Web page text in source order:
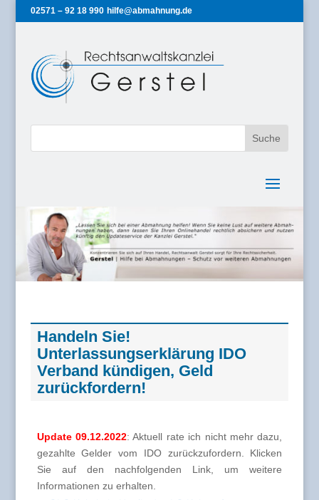
02571 – 92 18 990 hilfe@abmahnung.de
Handeln Sie!
Unterlassungserklärung IDO
Verband kündigen, Geld
zurückfordern!
Update 09.12.2022: Aktuell rate ich nicht mehr dazu,
gezahlte Gelder vom IDO zurückzufordern. Klicken
Sie auf den nachfolgenden Link, um weitere
Informationen zu erhalten.